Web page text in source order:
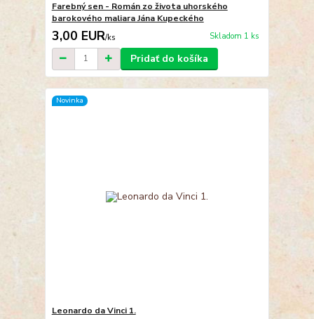
Farebný sen - Román zo života uhorského
barokového maliara Jána Kupeckého
3,00 EUR/ks Skladom 1 ks
Pridať do košíka
Novinka
Leonardo da Vinci 1.